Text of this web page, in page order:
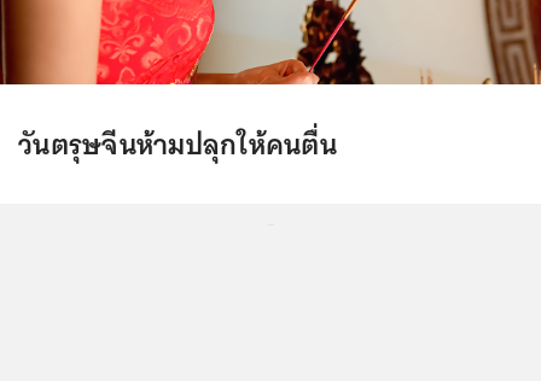
วันตรุษจีนห้ามปลุกให้คนตื่น